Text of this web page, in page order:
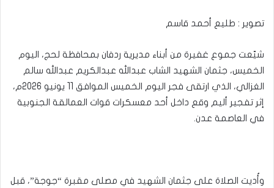
تصوير : طليع أحمد قاسم
شيّعت جموع غفيرة من أبناء مديرية ردفان بمحافظة لحج، اليوم
الخميس، جثمان الشهيد الشاب عبدالله عبدالكريم عبدالله سالم
الغزالي، الذي ارتقى فجر اليوم الخميس الموافق 11 يونيو 2026م،
إثر تفجير أليم وقع داخل أحد معسكرات قوات العمالقة الجنوبية
في العاصمة عدن.
وأُديت الصلاة على جثمان الشهيد في مصلى مقبرة “جوجة”، قبل